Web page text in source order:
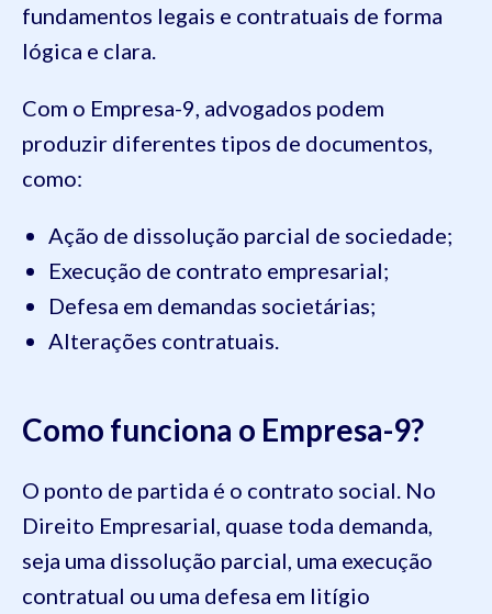
fundamentos legais e contratuais de forma
lógica e clara.
Com o Empresa-9, advogados podem
produzir diferentes tipos de documentos,
como:
Ação de dissolução parcial de sociedade;
Execução de contrato empresarial;
Defesa em demandas societárias;
Alterações contratuais.
Como funciona o Empresa-9?
O ponto de partida é o contrato social. No
Direito Empresarial, quase toda demanda,
seja uma dissolução parcial, uma execução
contratual ou uma defesa em litígio